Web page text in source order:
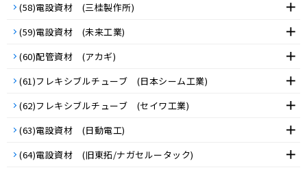
(58)電設資材 (三桂製作所)
(59)電設資材 (未来工業)
(60)配管資材 (アカギ)
(61)フレキシブルチューブ (日本シーム工業)
(62)フレキシブルチューブ (セイワ工業)
(63)電設資材 (日動電工)
(64)電設資材 (旧東拓/ナガセルータック)